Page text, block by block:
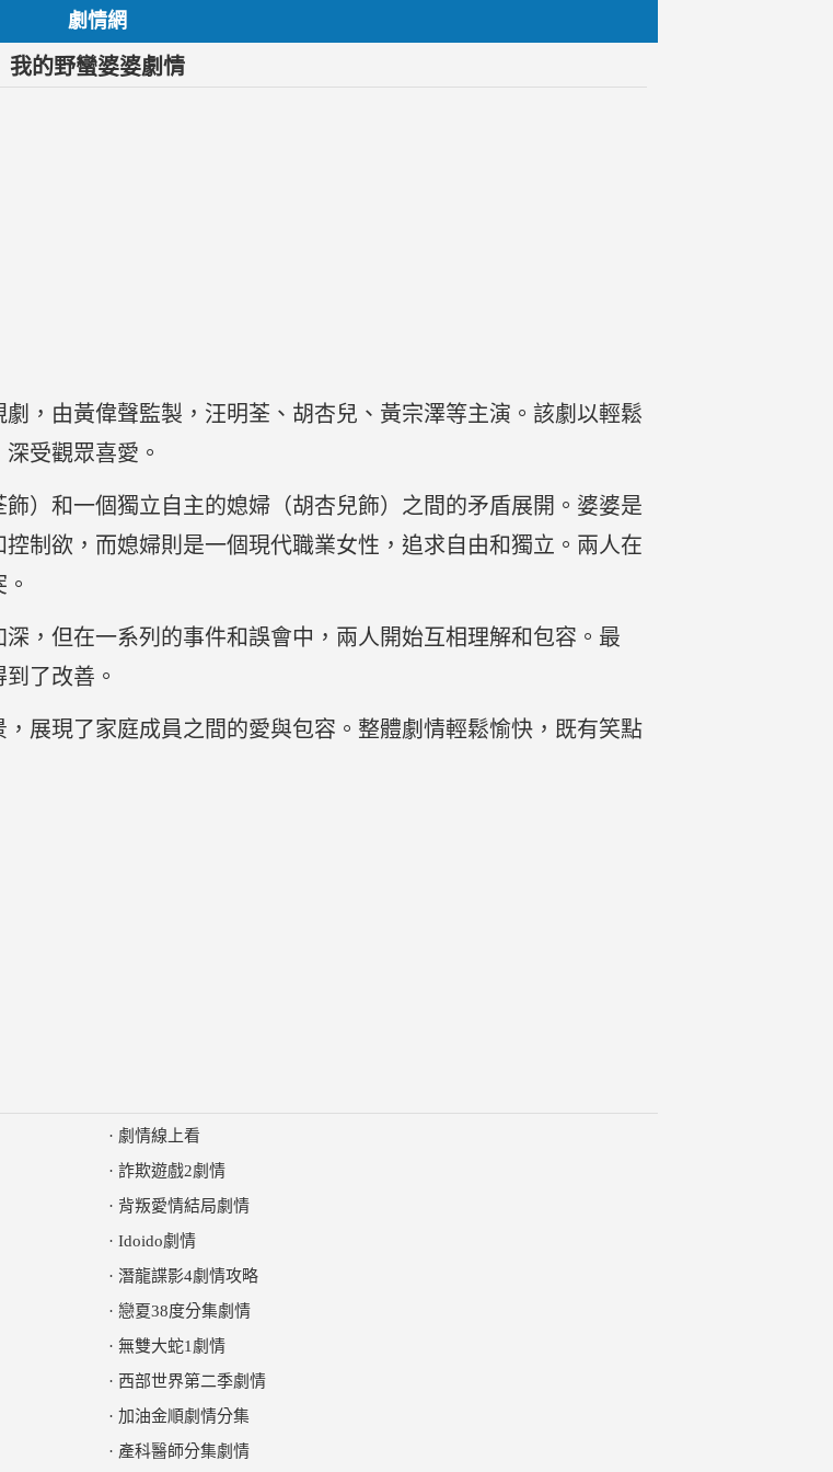
劇情網
我的野蠻婆婆劇情
劇，由黃偉聲監製，汪明荃、胡杏兒、黃宗澤等主演。該劇以輕鬆
受觀眾喜愛。
）和一個獨立自主的媳婦（胡杏兒飾）之間的矛盾展開。婆婆是
制欲，而媳婦則是一個現代職業女性，追求自由和獨立。兩人在
，但在一系列的事件和誤會中，兩人開始互相理解和包容。最
了改善。
展現了家庭成員之間的愛與包容。整體劇情輕鬆愉快，既有笑點
· 劇情線上看
· 詐欺遊戲2劇情
· 背叛愛情結局劇情
· Idoido劇情
· 潛龍諜影4劇情攻略
· 戀夏38度分集劇情
· 無雙大蛇1劇情
· 西部世界第二季劇情
· 加油金順劇情分集
· 產科醫師分集劇情